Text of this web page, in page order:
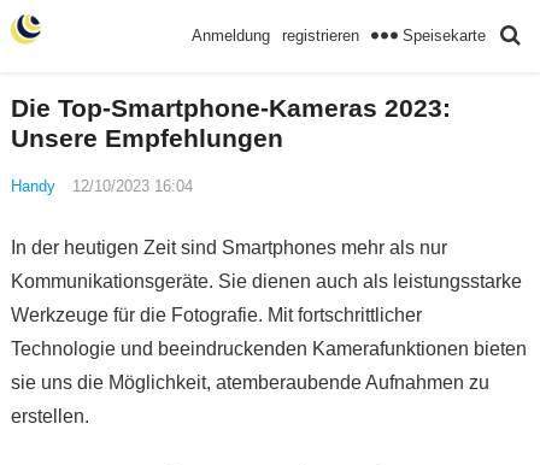
Anmeldung registrieren Speisekarte
Die Top-Smartphone-Kameras 2023:
Unsere Empfehlungen
Handy 12/10/2023 16:04
In der heutigen Zeit sind Smartphones mehr als nur
Kommunikationsgeräte. Sie dienen auch als leistungsstarke
Werkzeuge für die Fotografie. Mit fortschrittlicher
Technologie und beeindruckenden Kamerafunktionen bieten
sie uns die Möglichkeit, atemberaubende Aufnahmen zu
erstellen.